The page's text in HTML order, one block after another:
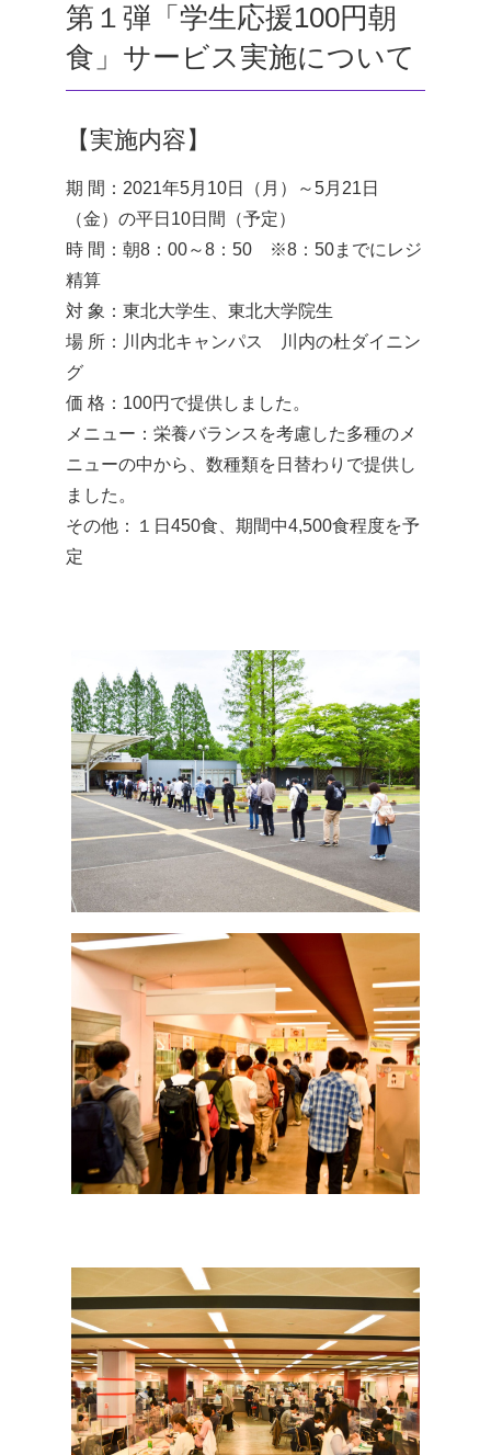
第１弾「学生応援100円朝
食」サービス実施について
【実施内容】
期 間：2021年5月10日（月）～5月21日
（金）の平日10日間（予定）
時 間：朝8：00～8：50 ※8：50までにレジ
精算
対 象：東北大学生、東北大学院生
場 所：川内北キャンパス 川内の杜ダイニン
グ
価 格：100円で提供しました。
メニュー：栄養バランスを考慮した多種のメ
ニューの中から、数種類を日替わりで提供し
ました。
その他：１日450食、期間中4,500食程度を予
定